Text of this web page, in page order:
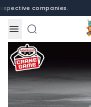
Skip to content
companies.